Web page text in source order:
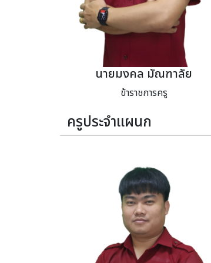
นายมงคล มัณฑาลัย
ข้าราชการครู
ครูประจำแผนก